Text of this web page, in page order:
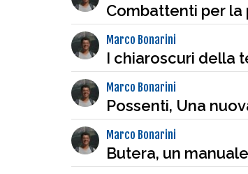
Combattenti per la
Marco Bonarini
I chiaroscuri della
Marco Bonarini
Possenti, Una
Marco Bonarini
Butera, un